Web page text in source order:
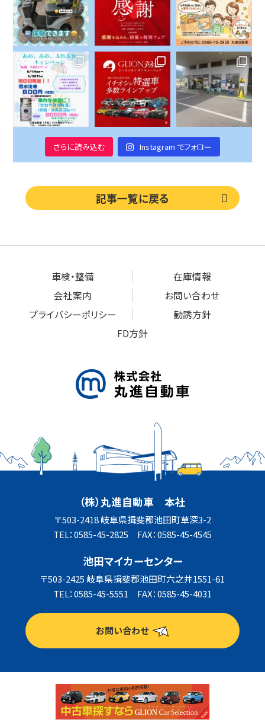
さらに読み込む Instagram でフォロー
記事一覧に戻る
車検・整備
在庫情報
会社案内
お問い合わせ
プライバシーポリシー
勧誘方針
FD方針
（株）丸進自動車 本社
〒503-2418 岐阜県揖斐郡池田町草深3-2
TEL：0585-45-2825 FAX：0585-45-4545
池田マイカーセンター
〒503-2425 岐阜県揖斐郡池田町六之井1551-61
TEL：0585-45-5551 FAX：0585-45-4031
お問い合わせ